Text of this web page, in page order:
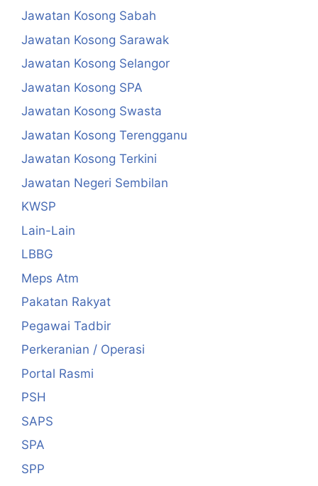
Jawatan Kosong Sabah
Jawatan Kosong Sarawak
Jawatan Kosong Selangor
Jawatan Kosong SPA
Jawatan Kosong Swasta
Jawatan Kosong Terengganu
Jawatan Kosong Terkini
Jawatan Negeri Sembilan
KWSP
Lain-Lain
LBBG
Meps Atm
Pakatan Rakyat
Pegawai Tadbir
Perkeranian / Operasi
Portal Rasmi
PSH
SAPS
SPA
SPP